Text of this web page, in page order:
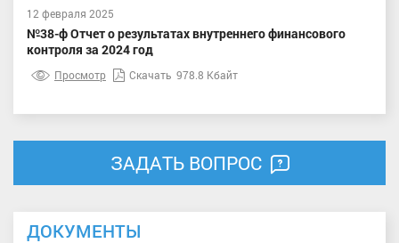
12 февраля 2025
№38-ф Отчет о результатах внутреннего финансового
контроля за 2024 год
Просмотр Скачать 978.8 Кбайт
ЗАДАТЬ ВОПРОС
ДОКУМЕНТЫ